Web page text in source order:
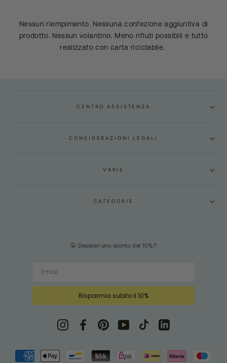
Nessun riempimento. Nessuna confezione aggiuntiva di
prodotto. Nessun volantino. Meno rifiuti possibili e tutto
realizzato con carta riciclabile.
CENTRO ASSISTENZA
CONSIDERAZIONI LEGALI
VARIE
CATEGORIE
🤫 Desideri uno sconto del 10%?
Risparmia subito il 10%